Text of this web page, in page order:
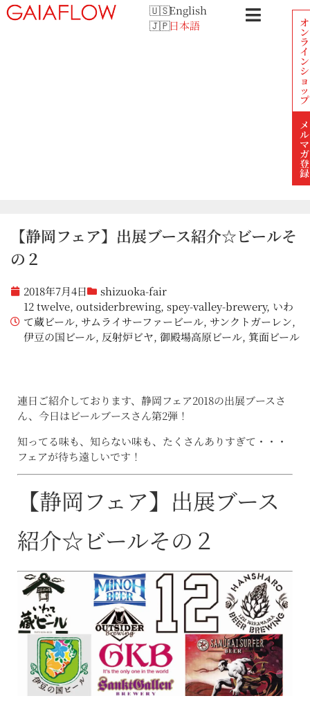
English
日本語
オ
ン
ラ
イ
ン
シ
ョ
ッ
プ
メ
ル
マ
ガ
登
録
【静岡フェア】出展ブース紹介☆ビールそ
の２
2018年7月4日
shizuoka-fair
12 twelve, outsiderbrewing, spey-valley-brewery, いわ
て蔵ビール, サムライサーファービール, サンクトガーレン,
伊豆の国ビール, 反射炉ビヤ, 御殿場高原ビール, 箕面ビール
連日ご紹介しております、静岡フェア2018の出展ブースさ
ん、今日はビールブースさん第2弾！
知ってる味も、知らない味も、たくさんありすぎて・・・
フェアが待ち遠しいです！
【静岡フェア】出展ブース
紹介☆ビールその２